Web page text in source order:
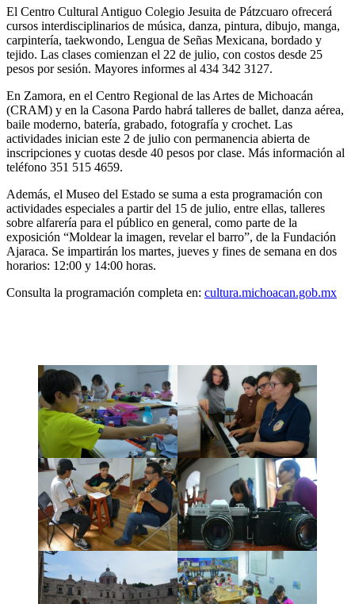
El Centro Cultural Antiguo Colegio Jesuita de Pátzcuaro ofrecerá
cursos interdisciplinarios de música, danza, pintura, dibujo, manga,
carpintería, taekwondo, Lengua de Señas Mexicana, bordado y
tejido. Las clases comienzan el 22 de julio, con costos desde 25
pesos por sesión. Mayores informes al 434 342 3127.
En Zamora, en el Centro Regional de las Artes de Michoacán
(CRAM) y en la Casona Pardo habrá talleres de ballet, danza aérea,
baile moderno, batería, grabado, fotografía y crochet. Las
actividades inician este 2 de julio con permanencia abierta de
inscripciones y cuotas desde 40 pesos por clase. Más información al
teléfono 351 515 4659.
Además, el Museo del Estado se suma a esta programación con
actividades especiales a partir del 15 de julio, entre ellas, talleres
sobre alfarería para el público en general, como parte de la
exposición “Moldear la imagen, revelar el barro”, de la Fundación
Ajaraca. Se impartirán los martes, jueves y fines de semana en dos
horarios: 12:00 y 14:00 horas.
Consulta la programación completa en: cultura.michoacan.gob.mx